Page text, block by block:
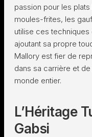
passion pour les
moules-frites, les
utilise ces
ajoutant sa propre
Mallory est fier de
dans sa carrière et
monde entier.
L’Héritage
Gabsi